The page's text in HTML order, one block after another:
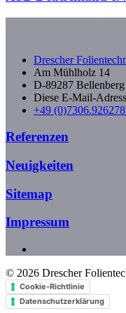
Drescher
Am Mühlholz 14
D-89287 Bellenberg
Diese E-Mail-
+49
Referenzen
Neuigkeiten
Sitemap
Impressum
© 2026 Drescher
Cookie-Richtlinie
Datenschutzerklärung